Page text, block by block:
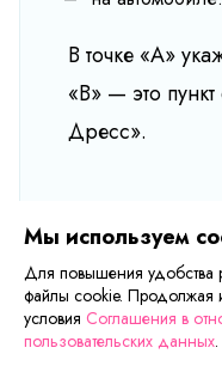
В точке «А»
«В» — это
Дресс».
Мы используем
Для повышения удобства
файлы cookie. Продолжая
условия Соглашения в
пользовательских данных.